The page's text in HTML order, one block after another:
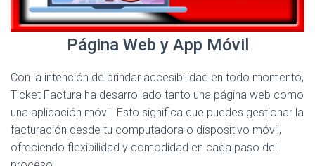
Página Web y App Móvil
Con la intención de brindar accesibilidad en todo momento,
Ticket Factura ha desarrollado tanto una página web como
una aplicación móvil. Esto significa que puedes gestionar la
facturación desde tu computadora o dispositivo móvil,
ofreciendo flexibilidad y comodidad en cada paso del